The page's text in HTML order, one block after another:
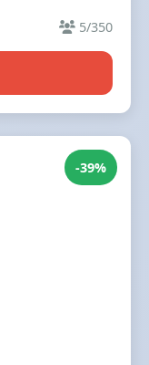
5/350
-39%